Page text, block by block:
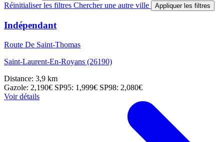
Réinitialiser les filtres Chercher une autre ville Appliquer les filtres
Indépendant
Route De Saint-Thomas
Saint-Laurent-En-Royans (26190)
Distance: 3,9 km
Gazole: 2,190€ SP95: 1,999€ SP98: 2,080€
Voir détails